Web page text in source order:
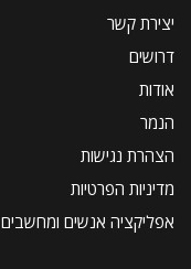
יצירת קשר
דרושים
אודות
הנמר
הצהרת נגישות
מדיניות הפרטיות
אפליקציה אנשים ומחשבים